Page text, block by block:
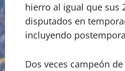
hierro al igual que sus
disputados en
incluyendo
Dos veces campeón